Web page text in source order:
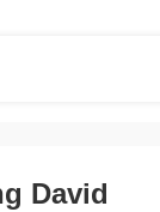
David